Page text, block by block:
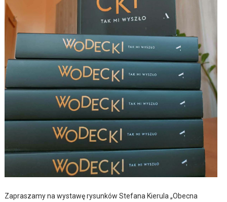
Zapraszamy na wystawę rysunków Stefana Kierula „Obecna